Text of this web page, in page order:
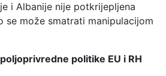
i Albanije nije potkrijepljena
se može smatrati manipulacijom
politike EU i RH